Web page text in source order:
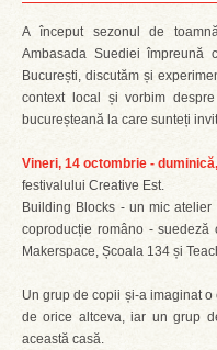
A început sezonul de
Ambasada Suediei împreună
București, discutăm și
context local și vorbim
bucureșteană la care sunteți
Vineri, 14 octombrie -
festivalului Creative Est.
Building Blocks - un mic
coproducție româno - suedeză
Makerspace, Școala 134 și
Un grup de copii și-a imaginat
de orice altceva, iar un grup
această casă.